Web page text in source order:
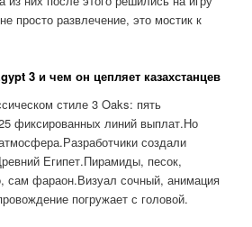
просто развлечение, это мостик к
3 и чем он цепляет казахстанцев
стиле 3 Oaks: пять
фиксированных линий выплат.Но
создали
Египет.Пирамиды, песок,
сам фараон.Визуал сочный, анимация
погружает с головой.